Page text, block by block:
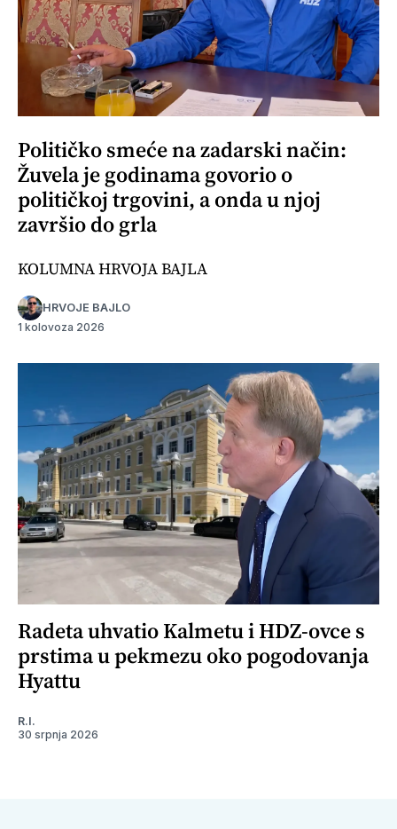
Političko smeće na zadarski način:
Žuvela je godinama govorio o
političkoj trgovini, a onda u njoj
završio do grla
KOLUMNA HRVOJA BAJLA
HRVOJE BAJLO
1 kolovoza 2026
Radeta uhvatio Kalmetu i HDZ-ovce s
prstima u pekmezu oko pogodovanja
Hyattu
R.I.
30 srpnja 2026